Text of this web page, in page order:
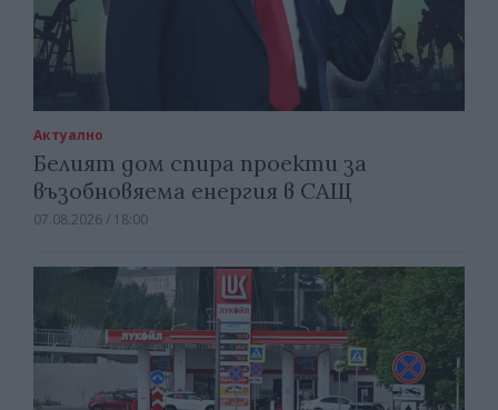
Актуално
Белият дом спира проекти за
възобновяема енергия в САЩ
07.08.2026 / 18:00